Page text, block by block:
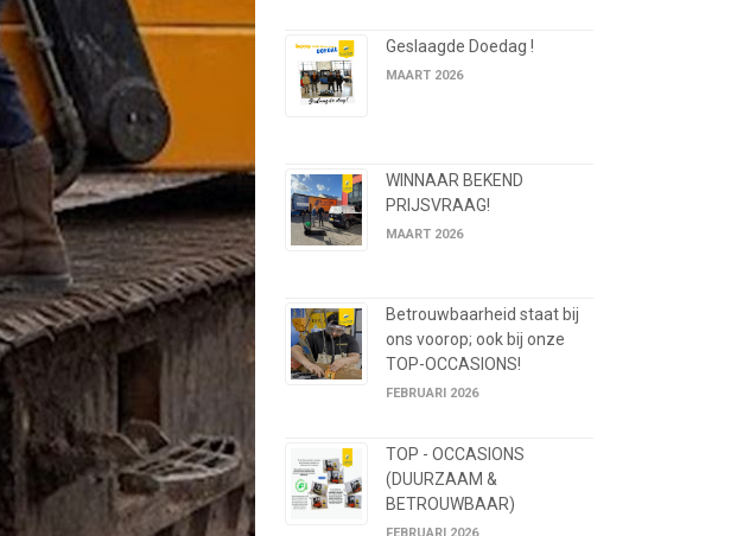
Geslaagde Doedag !
MAART 2026
WINNAAR BEKEND
PRIJSVRAAG!
MAART 2026
Betrouwbaarheid staat bij
ons voorop; ook bij onze
TOP-OCCASIONS!
FEBRUARI 2026
TOP - OCCASIONS
(DUURZAAM &
BETROUWBAAR)